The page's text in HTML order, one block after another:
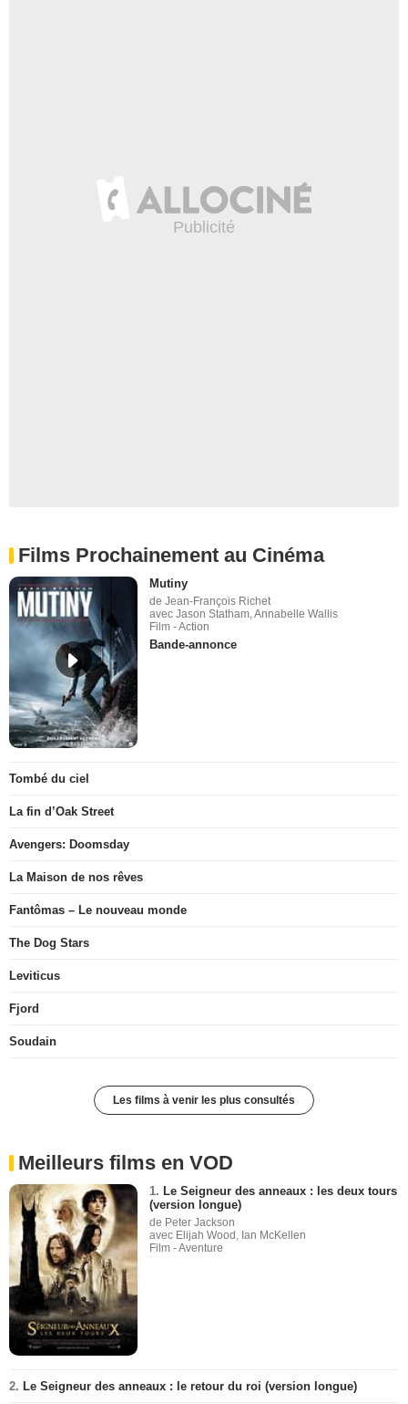
Films Prochainement au Cinéma
Mutiny
de Jean-François Richet
avec Jason Statham, Annabelle Wallis
Film - Action
Bande-annonce
Tombé du ciel
La fin d’Oak Street
Avengers: Doomsday
La Maison de nos rêves
Fantômas – Le nouveau monde
The Dog Stars
Leviticus
Fjord
Soudain
Les films à venir les plus consultés
Meilleurs films en VOD
1. Le Seigneur des anneaux : les deux tours
(version longue)
de Peter Jackson
avec Elijah Wood, Ian McKellen
Film - Aventure
2. Le Seigneur des anneaux : le retour du roi (version longue)